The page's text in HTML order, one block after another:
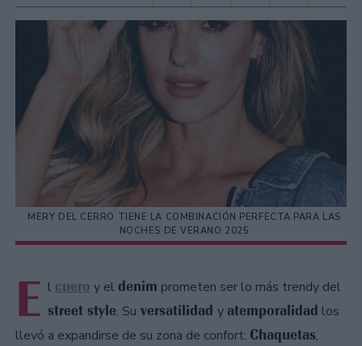
MERY DEL CERRO TIENE LA COMBINACIÓN PERFECTA PARA LAS
NOCHES DE VERANO 2025
E l cuero y el denim prometen ser lo más trendy del
street style. Su versatilidad y atemporalidad los
llevó a expandirse de su zona de confort: Chaquetas,